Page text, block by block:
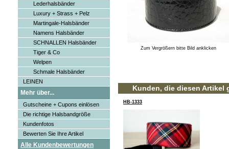
Lederhalsbänder
Luxury + Strass + Pelz
Martingale-Halsbänder
Namens Halsbänder
SCHNALLEN Halsbänder
Tiger & Co
Welpen
Schmale Halsbänder
LEINEN
Mehr über...
Gutscheine + Cupons einlösen
Die richtige Halsbandgröße
Kundenfotos
Bewerten Sie Ihre Artikel
Alle Kundenbewertungen
Zum Vergrößern bitte Bild anklicken
Kunden, die diesen Artikel
HB-1333